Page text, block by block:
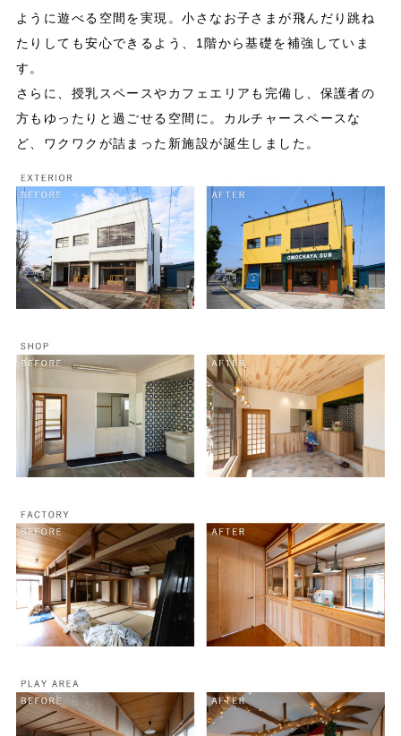
ように遊べる空間を実現。小さなお子さまが飛んだり跳ね
たりしても安心できるよう、1階から基礎を補強していま
す。
さらに、授乳スペースやカフェエリアも完備し、保護者の
方もゆったりと過ごせる空間に。カルチャースペースな
ど、ワクワクが詰まった新施設が誕生しました。